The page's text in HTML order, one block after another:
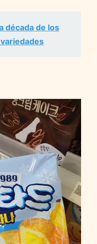
década de los